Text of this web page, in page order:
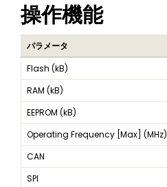
操作機能
パラメータ
Flash (kB)
RAM (kB)
EEPROM (kB)
Operating Frequency [Max] (MHz)
CAN
SPI